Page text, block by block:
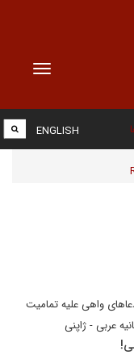
Toggle
ENGLISH
واهی علیه تمامیت
عربی - ژاپنی